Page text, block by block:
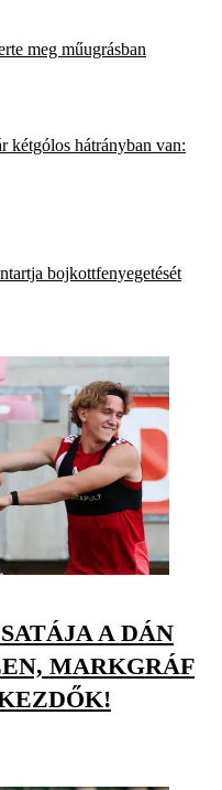
meg műugrásban
hátrányban van:
bojkottfenyegetését
A DÁN
MARKGRÁF